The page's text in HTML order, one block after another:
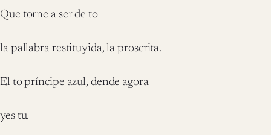
Que torne a ser de to
la pallabra restituyida, la proscrita.
El to príncipe azul, dende agora
yes tu.